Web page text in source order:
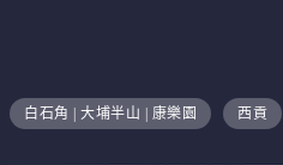
白石角 | 大埔半山 | 康樂園 西貢